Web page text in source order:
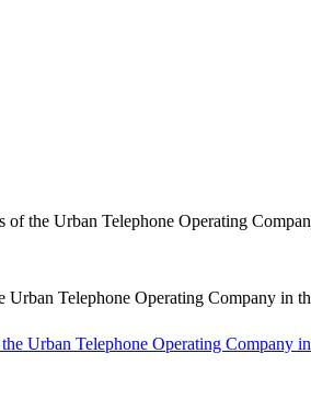
of the Urban Telephone Operating
Urban Telephone Operating Company in